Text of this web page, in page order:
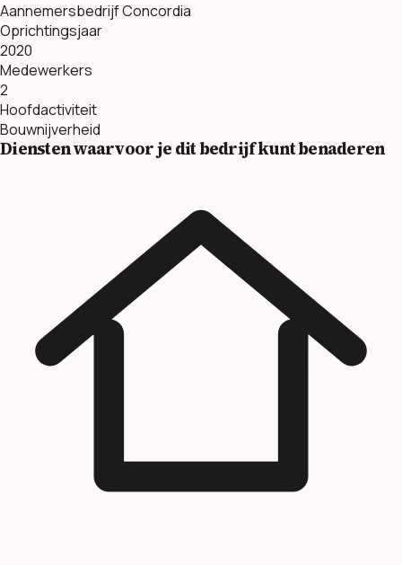
Aannemersbedrijf Concordia
Oprichtingsjaar
2020
Medewerkers
2
Hoofdactiviteit
Bouwnijverheid
Diensten waarvoor je dit bedrijf kunt benaderen